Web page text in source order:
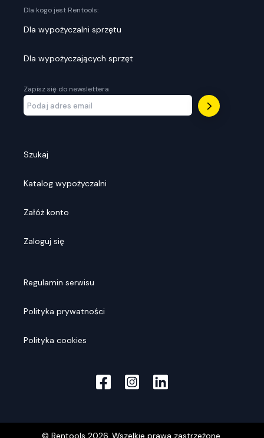
Dla kogo jest Rentools:
Dla wypożyczalni sprzętu
Dla wypożyczających sprzęt
Zapisz się do newslettera
Szukaj
Katalog wypożyczalni
Załóż konto
Zaloguj się
Regulamin serwisu
Polityka prywatności
Polityka cookies
© Rentools 2026 . Wszelkie prawa zastrzeżone.